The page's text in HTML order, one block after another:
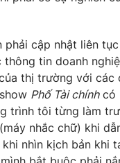
mọi hình thức nếu
Ghi rõ nguồn VTV.vn
này.
phải cập nhật liên
thông tin doanh
thị trường với các
Phố Tài chínhcó
trình tôi từng làm
nhắc chữ) khi
nhìn kịch bản khi